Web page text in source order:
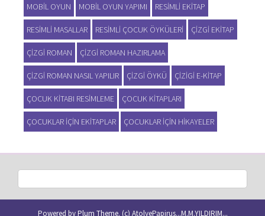
MOBIL OYUN MOBIL OYUN YAPIMI RESIMLI EKITAP
RESIMLI MASALLAR RESIMLI ÇOCUK ÖYKÜLERI ÇIZGI EKITAP
ÇIZGI ROMAN ÇIZGI ROMAN HAZIRLAMA
ÇIZGI ROMAN NASIL YAPILIR ÇIZGI ÖYKÜ ÇIZIGI E-KITAP
ÇOCUK KITABI RESIMLEME ÇOCUK KITAPLARI
ÇOCUKLAR IÇIN EKITAPLAR ÇOCUKLAR IÇIN HIKAYELER
Powered byPlum Theme. (c) AtolyePapirus...M.M.YILDIRIM...